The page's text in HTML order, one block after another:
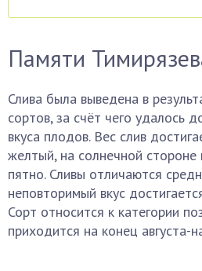
Памяти
Слива была выведена в
сортов, за счёт чего удалось
вкуса плодов. Вес слив
желтый, на солнечной стороне
пятно. Сливы отличаются
неповторимый вкус
Сорт относится к категории
приходится на конец августа-